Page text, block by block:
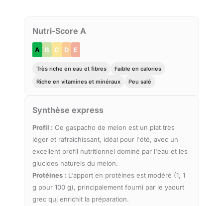
Nutri-Score A
A B C D E
Très riche en eau et fibres
Faible en calories
Riche en vitamines et minéraux
Peu salé
Synthèse express
Profil : Ce gaspacho de melon est un plat très
léger et rafraîchissant, idéal pour l'été, avec un
excellent profil nutritionnel dominé par l'eau et les
glucides naturels du melon.
Protéines : L'apport en protéines est modéré (1, 1
g pour 100 g), principalement fourni par le yaourt
grec qui enrichit la préparation.